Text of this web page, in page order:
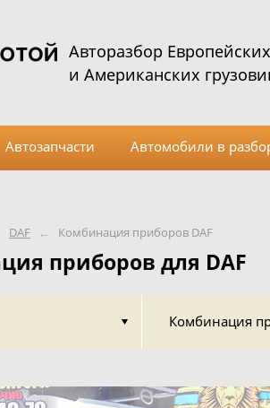
DAF ← Комбинация приборов DAF
приборов для DAF
Комбинация
Авторазбор Европейских
и Американских
Автозапчасти Автомобили в